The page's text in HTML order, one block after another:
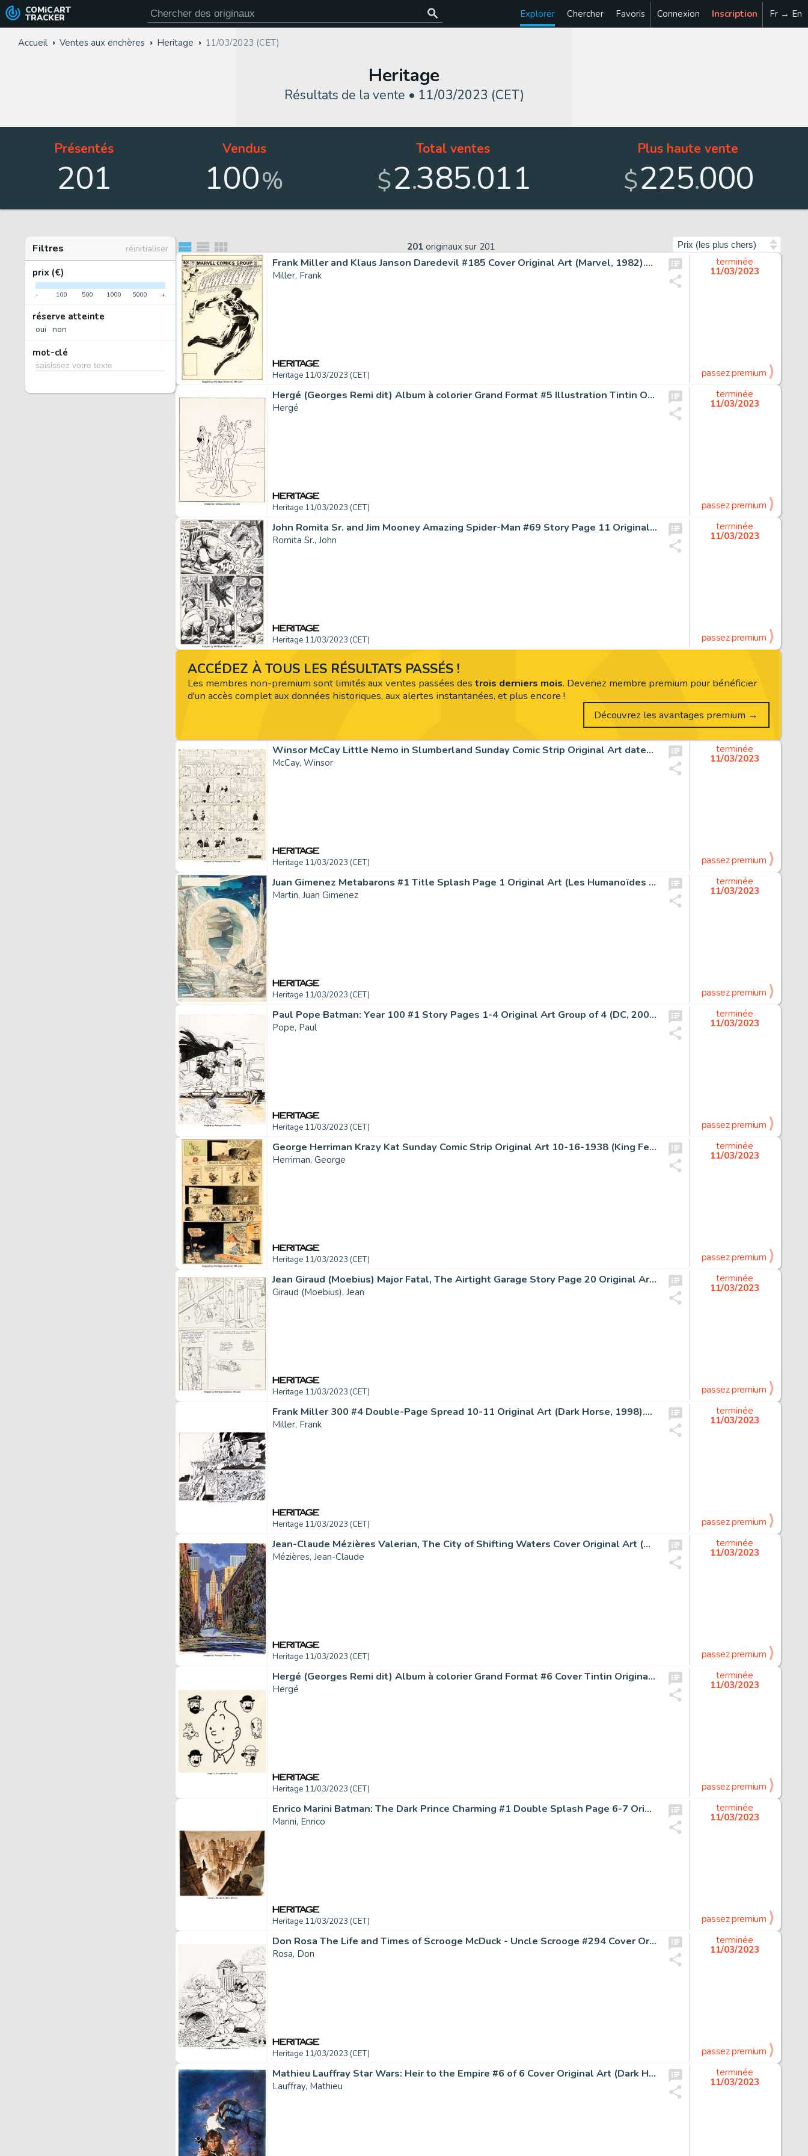
COMiC ART
TRACKER Explorer Chercher Favoris Connexion Inscription Fr → En
Accueil Ventes aux enchères Heritage 11/03/2023 (CET)
Heritage
Résultats de la vente • 11/03/2023 (CET)
Présentés
201
Vendus
100%
Total ventes
$2.385.011
Plus haute vente
$225.000
Filtres
réinitialiser
prix (€)
- 100 500 1000 5000 +
réserve atteinte
oui non
mot-clé
201 originaux sur 201
Frank Miller and Klaus Janson Daredevil #185 Cover Original Art (Marvel, 1982)....
Miller, Frank
Heritage 11/03/2023 (CET)
terminée
11/03/2023
passez premium
Hergé (Georges Remi dit) Album à colorier Grand Format #5 Illustration Tintin Original Art (Casterman, 1961).... (Total: 2 Original Art)
Hergé
Heritage 11/03/2023 (CET)
terminée
11/03/2023
passez premium
John Romita Sr. and Jim Mooney Amazing Spider-Man #69 Story Page 11 Original Art (Marvel, 1969)....
Romita Sr., John
Heritage 11/03/2023 (CET)
terminée
11/03/2023
passez premium
Winsor McCay Little Nemo in Slumberland Sunday Comic Strip Original Art dated 01-24-1909 (The New York Herald, 190...
McCay, Winsor
Heritage 11/03/2023 (CET)
terminée
11/03/2023
passez premium
Juan Gimenez Metabarons #1 Title Splash Page 1 Original Art (Les Humanoïdes Associés, 1992)....
Martin, Juan Gimenez
Heritage 11/03/2023 (CET)
terminée
11/03/2023
passez premium
Paul Pope Batman: Year 100 #1 Story Pages 1-4 Original Art Group of 4 (DC, 2006).... (Total: 4 Original Art)
Pope, Paul
Heritage 11/03/2023 (CET)
terminée
11/03/2023
passez premium
George Herriman Krazy Kat Sunday Comic Strip Original Art 10-16-1938 (King Features Syndicate, 1938)....
Herriman, George
Heritage 11/03/2023 (CET)
terminée
11/03/2023
passez premium
Jean Giraud (Moebius) Major Fatal, The Airtight Garage Story Page 20 Original Art (Métal Hurlant, 1976-1978)....
Giraud (Moebius), Jean
Heritage 11/03/2023 (CET)
terminée
11/03/2023
passez premium
Frank Miller 300 #4 Double-Page Spread 10-11 Original Art (Dark Horse, 1998)....
Miller, Frank
Heritage 11/03/2023 (CET)
terminée
11/03/2023
passez premium
Jean-Claude Mézières Valerian, The City of Shifting Waters Cover Original Art (Dargaud, 1976)....
Mézières, Jean-Claude
Heritage 11/03/2023 (CET)
terminée
11/03/2023
passez premium
Hergé (Georges Remi dit) Album à colorier Grand Format #6 Cover Tintin Original Art (Casterman, 1962).... (Total: 2 Original Art)
Hergé
Heritage 11/03/2023 (CET)
terminée
11/03/2023
passez premium
Enrico Marini Batman: The Dark Prince Charming #1 Double Splash Page 6-7 Original Art (DC/Dargaud, 2018)....
Marini, Enrico
Heritage 11/03/2023 (CET)
terminée
11/03/2023
passez premium
Don Rosa The Life and Times of Scrooge McDuck - Uncle Scrooge #294 Cover Original Art (Gladstone, 1995)....
Rosa, Don
Heritage 11/03/2023 (CET)
terminée
11/03/2023
passez premium
Mathieu Lauffray Star Wars: Heir to the Empire #6 of 6 Cover Original Art (Dark Horse Comics, 1996)....
Lauffray, Mathieu
terminée
11/03/2023
ACCÉDEZ À TOUS LES RÉSULTATS PASSÉS !
Les membres non-premium sont limités aux ventes passées des trois derniers mois. Devenez membre premium pour bénéficier
d'un accès complet aux données historiques, aux alertes instantanées, et plus encore !
Découvrez les avantages premium →